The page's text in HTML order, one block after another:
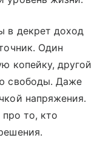
в декрет доход
Один
копейку, другой
свободы. Даже
напряжения.
про то, кто